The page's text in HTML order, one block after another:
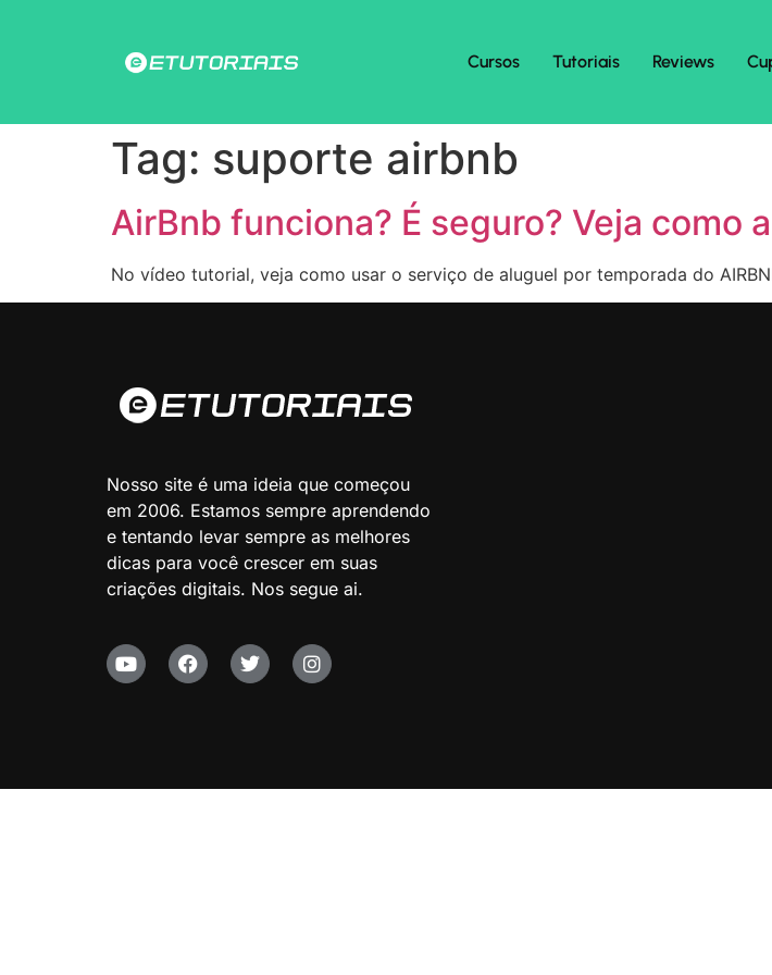
Cursos Tutoriais Reviews
Tag: suporte airbnb
AirBnb funciona? É seguro? Veja como
No vídeo tutorial, veja como usar o serviço de aluguel por temporada do
Nosso site é uma ideia que começou
em 2006. Estamos sempre aprendendo
e tentando levar sempre as melhores
dicas para você crescer em suas
criações digitais. Nos segue ai.